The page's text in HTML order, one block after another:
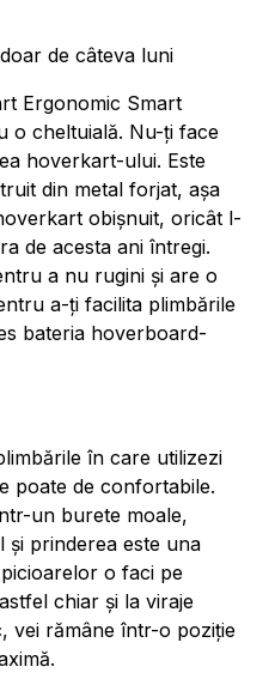
de câteva luni
Ergonomic Smart
o cheltuială. Nu-ți face
hoverkart-ului. Este
din metal forjat, așa
obișnuit, oricât l-
de acesta ani întregi.
a nu rugini și are o
a-ți facilita plimbările
bateria hoverboard-
în care utilizezi
poate de confortabile.
un burete moale,
prinderea este una
o faci pe
chiar și la viraje
vei rămâne într-o poziție